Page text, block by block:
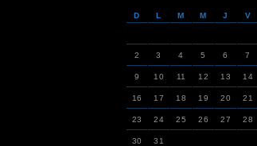
D L M M J V
2 3 4 5 6 7
9 10 11 12 13 14
16 17 18 19 20 21
23 24 25 26 27 28
30 31